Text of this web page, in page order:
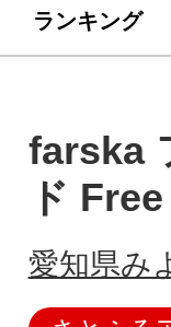
ランキング
farska
ド
愛知県み